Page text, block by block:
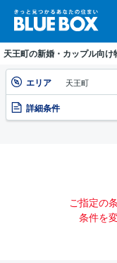
天王町の新婚・カップル向け
エリア 天王町
詳細条件
ご指定の
条件を